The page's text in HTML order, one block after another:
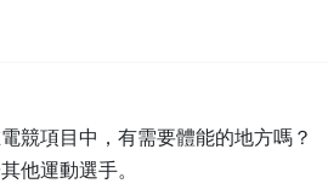
競項目中，有需要體能的地方嗎？
他運動選手。